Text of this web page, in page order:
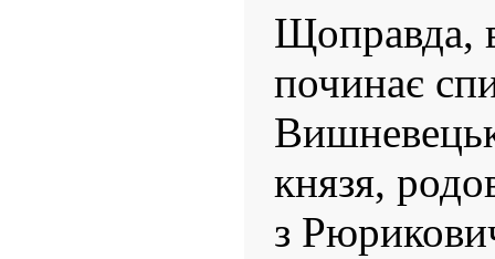
Щоправда,
починає
князя,
з